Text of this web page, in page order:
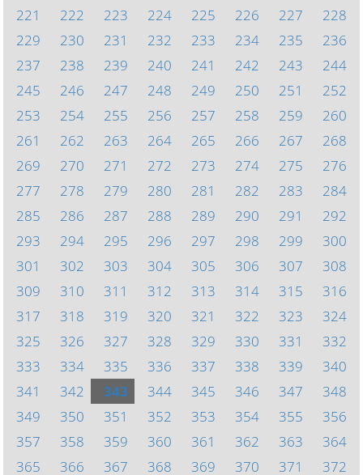
221
222 223 224 225 226 227
228
229
230 231 232 233 234 235
236
237
238 239 240 241 242 243
244
245
246 247 248 249 250 251
252
253
254 255 256 257 258 259
260
261
262 263 264 265 266 267
268
269
270 271 272 273 274 275
276
277
278 279 280 281 282 283
284
285
286 287 288 289 290 291
292
293
294 295 296 297 298 299
300
301
302 303 304 305 306 307
308
309
310 311 312 313 314 315
316
317
318 319 320 321 322 323
324
325
326 327 328 329 330 331
332
333
334 335 336 337 338 339
340
341
342 343 344 345 346 347
348
349
350 351 352 353 354 355
356
357
358 359 360 361 362 363
364
365
366 367 368 369 370 371 372